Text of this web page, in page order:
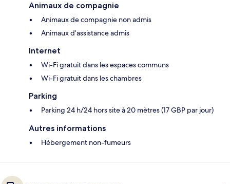
Animaux de compagnie
Animaux de compagnie non admis
Animaux d’assistance admis
Internet
Wi-Fi gratuit dans les espaces communs
Wi-Fi gratuit dans les chambres
Parking
Parking 24 h/24 hors site à 20 mètres (17 GBP par jour)
Autres informations
Hébergement non-fumeurs